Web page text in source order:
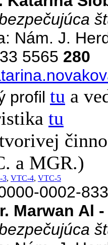
Nám. J.
5565 280
profil tu a
tu
a MGR.)
3, VTC-4, VTC-5
0002-
Marwan Al